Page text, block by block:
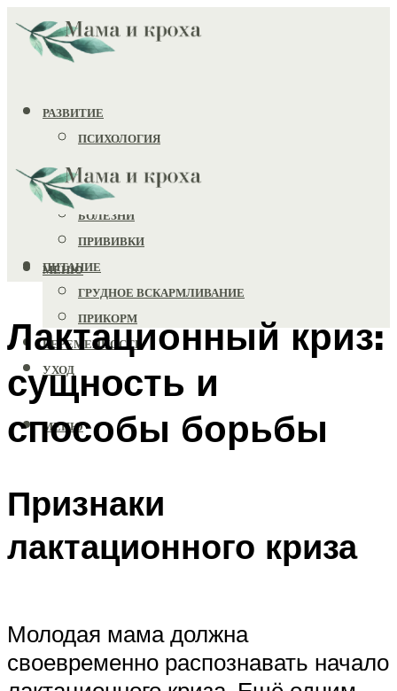
РАЗВИТИЕ
ПСИХОЛОГИЯ
ИГРУШКИ
ЗДОРОВЬЕ
БОЛЕЗНИ
ПРИВИВКИ
ПИТАНИЕ
ГРУДНОЕ ВСКАРМЛИВАНИЕ
ПРИКОРМ
БЕРЕМЕННОСТЬ
УХОД
МЕНЮ
МЕНЮ
Лактационный криз:
сущность и
способы борьбы
Признаки
лактационного криза
Молодая мама должна
своевременно распознавать начало